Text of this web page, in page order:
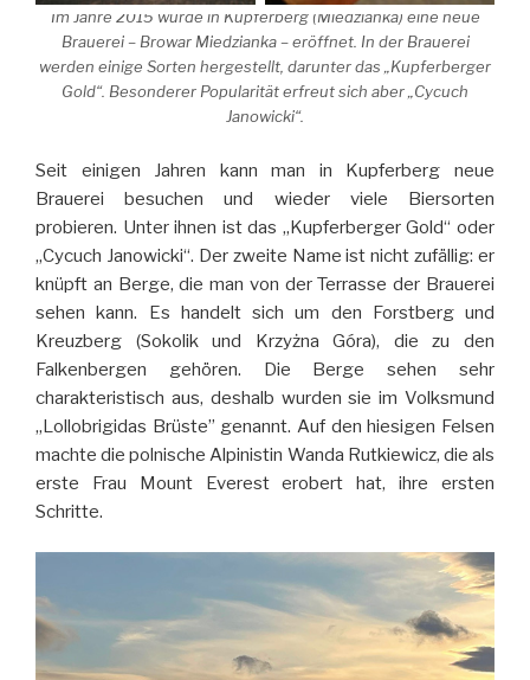
Im Jahre 2015 wurde in Kupferberg (Miedzianka) eine neue
Brauerei – Browar Miedzianka – eröffnet. In der Brauerei
werden einige Sorten hergestellt, darunter das „Kupferberger
Gold“. Besonderer Popularität erfreut sich aber „Cycuch
Janowicki“.
Seit einigen Jahren kann man in Kupferberg neue
Brauerei besuchen und wieder viele Biersorten
probieren. Unter ihnen ist das „Kupferberger Gold“ oder
„Cycuch Janowicki“. Der zweite Name ist nicht zufällig: er
knüpft an Berge, die man von der Terrasse der Brauerei
sehen kann. Es handelt sich um den Forstberg und
Kreuzberg (Sokolik und Krzyżna Góra), die zu den
Falkenbergen gehören. Die Berge sehen sehr
charakteristisch aus, deshalb wurden sie im Volksmund
„Lollobrigidas Brüste” genannt. Auf den hiesigen Felsen
machte die polnische Alpinistin Wanda Rutkiewicz, die als
erste Frau Mount Everest erobert hat, ihre ersten
Schritte.